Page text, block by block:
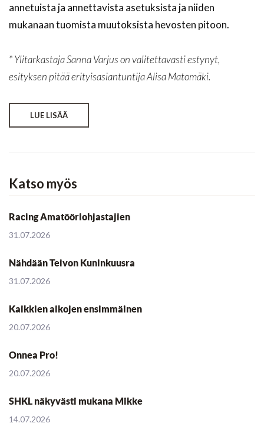
annetuista ja annettavista asetuksista ja niiden
mukanaan tuomista muutoksista hevosten pitoon.
* Ylitarkastaja Sanna Varjus on valitettavasti estynyt,
esityksen pitää erityisasiantuntija Alisa Matomäki.
LUE LISÄÄ
Katso myös
Racing Amatööriohjastajien
31.07.2026
Nähdään Teivon Kuninkuusra
31.07.2026
Kaikkien aikojen ensimmäinen
20.07.2026
Onnea Pro!
20.07.2026
SHKL näkyvästi mukana Mikke
14.07.2026